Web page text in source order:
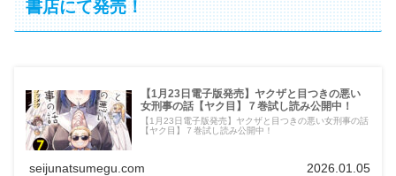
書店にて発売！
【1月23日電子版発売】ヤクザと目つきの悪い
女刑事の話【ヤク目】７巻試し読み公開中！
【1月23日電子版発売】ヤクザと目つきの悪い女刑事の話
【ヤク目】７巻試し読み公開中！
seijunatsumegu.com 2026.01.05